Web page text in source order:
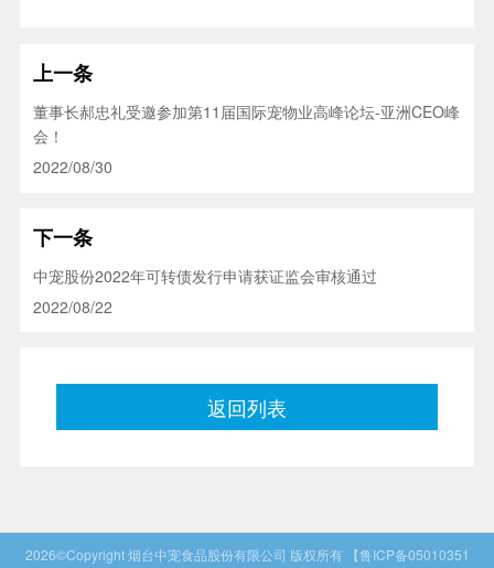
上一条
董事长郝忠礼受邀参加第11届国际宠物业高峰论坛-亚洲CEO峰
会！
2022/08/30
下一条
中宠股份2022年可转债发行申请获证监会审核通过
2022/08/22
返回列表
2026©Copyright烟台中宠食品股份有限公司 版权所有 【鲁ICP备05010351